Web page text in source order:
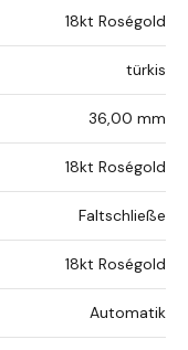
18kt Roségold
türkis
36,00 mm
18kt Roségold
Faltschließe
18kt Roségold
Automatik